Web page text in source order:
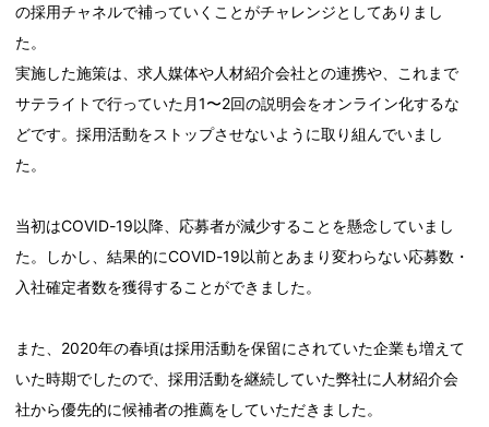
の採用チャネルで補っていくことがチャレンジとしてありまし
た。
実施した施策は、求人媒体や人材紹介会社との連携や、これまで
サテライトで行っていた月1〜2回の説明会をオンライン化するな
どです。採用活動をストップさせないように取り組んでいまし
た。
当初はCOVID-19以降、応募者が減少することを懸念していまし
た。しかし、結果的にCOVID-19以前とあまり変わらない応募数・
入社確定者数を獲得することができました。
また、2020年の春頃は採用活動を保留にされていた企業も増えて
いた時期でしたので、採用活動を継続していた弊社に人材紹介会
社から優先的に候補者の推薦をしていただきました。